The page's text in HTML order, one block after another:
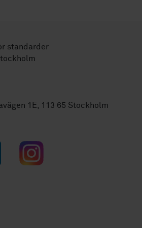
standarder
1E, 113 65 Stockholm
Instagram